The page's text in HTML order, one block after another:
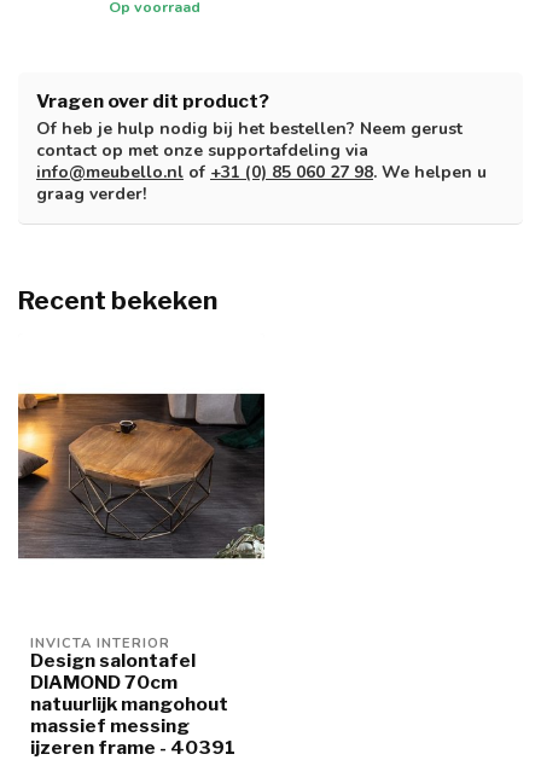
Op voorraad
Vragen over dit product?
Of heb je hulp nodig bij het bestellen? Neem gerust
contact op met onze supportafdeling via
info@meubello.nl of +31 (0) 85 060 27 98. We helpen u
graag verder!
Recent bekeken
INVICTA INTERIOR
Design salontafel
DIAMOND 70cm
natuurlijk mangohout
massief messing
ijzeren frame - 40391